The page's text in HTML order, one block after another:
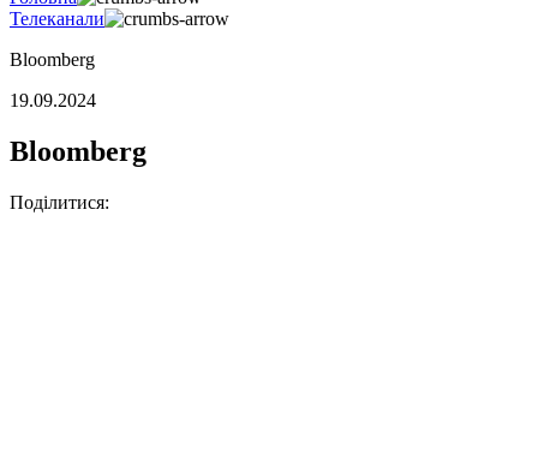
Телеканали
Bloomberg
19.09.2024
Bloomberg
Поділитися: